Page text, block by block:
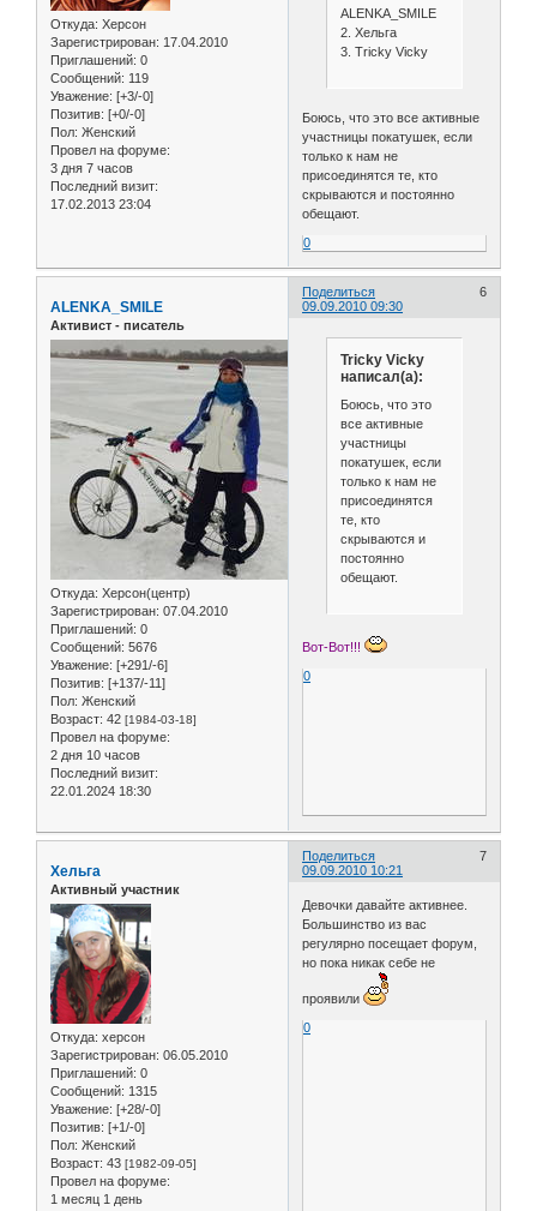
Откуда: Херсон
Зарегистрирован: 17.04.2010
Приглашений: 0
Сообщений: 119
Уважение: [+3/-0]
Позитив: [+0/-0]
Пол: Женский
Провел на форуме:
3 дня 7 часов
Последний визит:
17.02.2013 23:04
ALENKA_SMILE
2. Хельга
3. Tricky Vicky
Боюсь, что это все активные
участницы покатушек, если
только к нам не
присоединятся те, кто
скрываются и постоянно
обещают.
0
Поделиться
6
09.09.2010 09:30
ALENKA_SMILE
Активист - писатель
Откуда: Херсон(центр)
Зарегистрирован: 07.04.2010
Приглашений: 0
Сообщений: 5676
Уважение: [+291/-6]
Позитив: [+137/-11]
Пол: Женский
Возраст: 42 [1984-03-18]
Провел на форуме:
2 дня 10 часов
Последний визит:
22.01.2024 18:30
Tricky Vicky
написал(а):
Боюсь, что это
все активные
участницы
покатушек, если
только к нам не
присоединятся
те, кто
скрываются и
постоянно
обещают.
Вот-Вот!!!
0
Поделиться
7
09.09.2010 10:21
Хельга
Активный участник
Откуда: херсон
Зарегистрирован: 06.05.2010
Приглашений: 0
Сообщений: 1315
Уважение: [+28/-0]
Позитив: [+1/-0]
Пол: Женский
Возраст: 43 [1982-09-05]
Провел на форуме:
1 месяц 1 день
Девочки давайте активнее.
Большинство из вас
регулярно посещает форум,
но пока никак себе не
проявили
0